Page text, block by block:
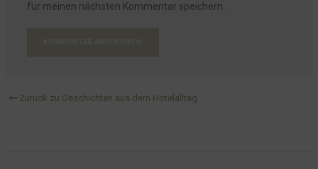
für meinen nächsten Kommentar speichern.
Zurück zu Geschichten aus dem Hotelalltag